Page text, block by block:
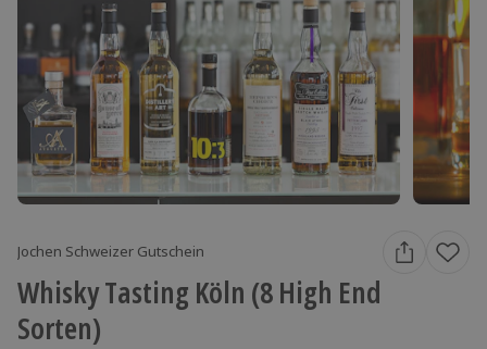
Jochen Schweizer Gutschein
Whisky Tasting Köln (8 High End
Sorten)